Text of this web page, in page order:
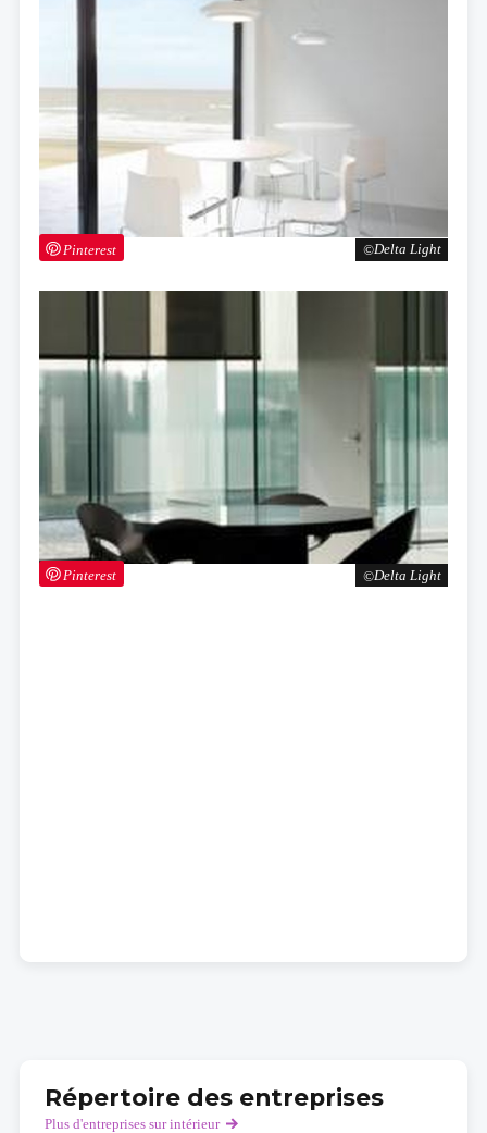
Delta Light
Pinterest
Delta Light
Pinterest
Répertoire des entreprises
Plus d'entreprises sur intérieur